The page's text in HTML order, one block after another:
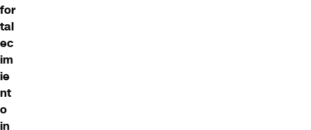
for
tal
ec
im
ie
nt
o
in